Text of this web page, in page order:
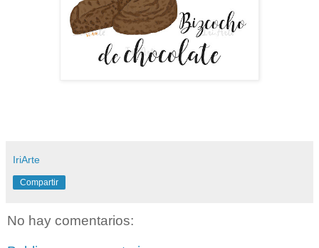
IriArte
Compartir
No hay comentarios: